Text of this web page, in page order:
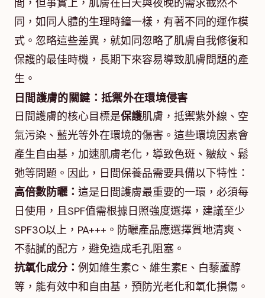
間，但事實上，肌膚在白天與夜晚的需求截然不
同，如同人體的生理時鐘一樣，有著不同的運作模
式。忽略這些差異，就如同忽略了肌膚自我修復和
保護的最佳時機，長期下來容易導致肌膚問題的產
生。
日間護膚的關鍵：抵禦外在環境侵害
日間護膚的核心目標是保護肌膚，抵禦紫外線、空
氣污染、藍光等外在環境的傷害。這些環境因素會
產生自由基，加速肌膚老化，導致色斑、皺紋、鬆
弛等問題。因此，日間保養品需要具備以下特性：
高倍數防曬： 這是日間護膚最重要的一環，必須每
日使用，且SPF值需根據日照強度選擇，建議至少
SPF30以上，PA+++。防曬產品應選擇質地清爽、
不黏膩的配方，避免造成毛孔阻塞。
抗氧化成分： 例如維生素C、維生素E、白藜蘆醇
等，能有效中和自由基，預防光老化和氧化損傷。